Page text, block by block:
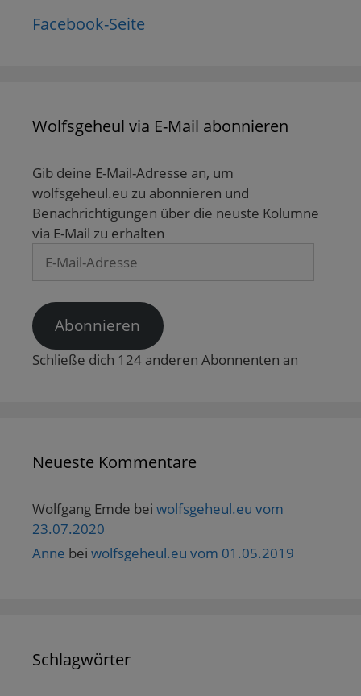
Facebook-Seite
Wolfsgeheul via E-Mail abonnieren
Gib deine E-Mail-Adresse an, um
wolfsgeheul.eu zu abonnieren und
Benachrichtigungen über die neuste Kolumne
via E-Mail zu erhalten
Mail-
Abonnieren
Schließe dich 124 anderen Abonnenten an
Neueste Kommentare
Wolfgang Emde bei wolfsgeheul.eu vom
23.07.2020
Anne bei wolfsgeheul.eu vom 01.05.2019
Schlagwörter